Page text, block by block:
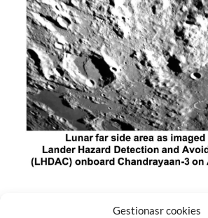
Gestionasr cookies